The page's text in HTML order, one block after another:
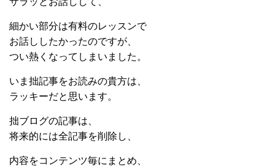
細かい部分は有料のレッスンで
お話ししたかったのですが、
つい熱くなってしまいました。
いま拙記事をお読みの貴方は、
ラッキーだと思います。
拙ブログの記事は、
将来的には全記事を削除し、
内容をコンテンツ毎にまとめ、